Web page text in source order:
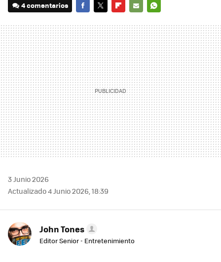
4 comentarios
MAIL
3 Junio 2026
Actualizado 4 Junio 2026, 18:39
John Tones
Editor Senior - Entretenimiento